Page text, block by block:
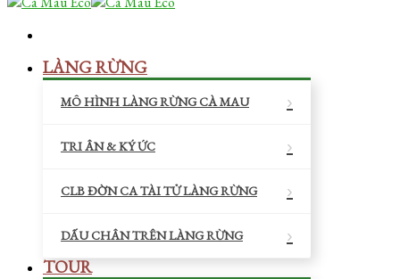
LÀNG RỪNG
MÔ HÌNH LÀNG RỪNG CÀ MAU
TRI ÂN & KÝ ỨC
CLB ĐỜN CA TÀI TỬ LÀNG RỪNG
DẤU CHÂN TRÊN LÀNG RỪNG
TOUR